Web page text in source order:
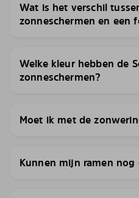
Wat is het verschil
zonneschermen en een
Welke kleur hebben de
zonneschermen?
Moet ik met de
Kunnen mijn ramen